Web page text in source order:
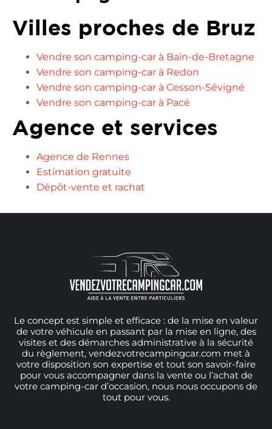
Villes proches de Bruz
Vendre son camping-car à Bain-de-Bretagne
Vendre son camping-car à Redon
Vendre son camping-car à Cesson-Sévigné
Vendre son camping-car à Pacé
Agence et services
Agence de Rennes
Estimation gratuite
Dépôt-vente et rachat
Le concept est simple et efficace : de la mise en valeur
de votre véhicule en passant par la mise en ligne, des
visites et des démarches administrative à la sécurité
du règlement, vendezvotrecampingcar.com met à
votre disposition son expertise et tout son savoir-faire
pour vous accompagner dans la vente ou l’achat de
votre camping-car d’occasion, nous nous occupons de
tout pour vous.